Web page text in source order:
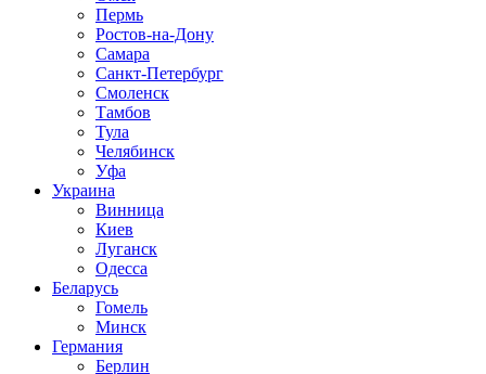
Пермь
Ростов-на-Дону
Самара
Санкт-Петербург
Смоленск
Тамбов
Тула
Челябинск
Уфа
Украина
Винница
Киев
Луганск
Одесса
Беларусь
Гомель
Минск
Германия
Берлин